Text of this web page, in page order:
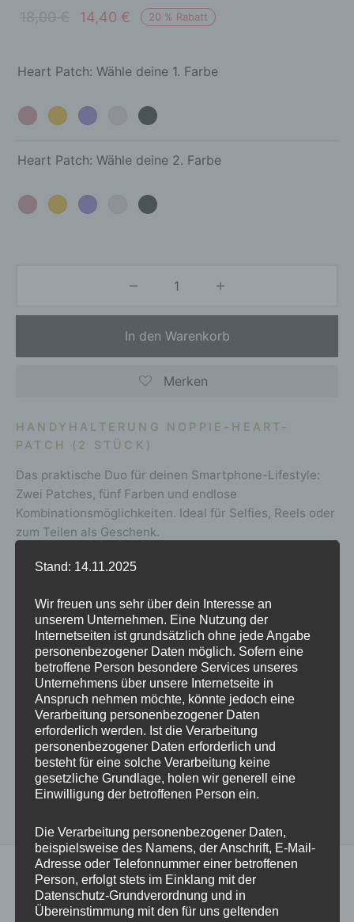
20 % Rabatt
Ursprünglicher
14,40 €
Aktueller
Heart Patch: Wähle deine 1. Farbe
Heart Patch: Wähle deine 2. Farbe
In den Warenkorb
Merken
HANDYHALTERUNG NOPPIE-HEART-
PATCH (2 STÜCK)
Das praktische Duo für deinen Smartphone-Lifestyle:
Zwei Patches, fünf Farben und endlose
Kombinationsmöglichkeiten. Ideal für Selfies, Reels oder
zum Teilen als Geschenk.
Noppie-Heart-Patch:
Lieferumfang:2 Patches Farbe nach Wahl
+++ funktioniert nur auf glatten Oberflächen +++
Lieferung in 2–5 Werktagen | Gratisversand in DE
weitere Produktdetails und Infos >>
Stand: 14.11.2025
Wir freuen uns sehr über dein Interesse an
unserem Unternehmen. Eine Nutzung der
Internetseiten ist grundsätzlich ohne jede Angabe
personenbezogener Daten möglich. Sofern eine
betroffene Person besondere Services unseres
Unternehmens über unsere Internetseite in
Anspruch nehmen möchte, könnte jedoch eine
Verarbeitung personenbezogener Daten
erforderlich werden. Ist die Verarbeitung
personenbezogener Daten erforderlich und
besteht für eine solche Verarbeitung keine
gesetzliche Grundlage, holen wir generell eine
Einwilligung der betroffenen Person ein.
Die Verarbeitung personenbezogener Daten,
beispielsweise des Namens, der Anschrift, E-Mail-
Adresse oder Telefonnummer einer betroffenen
Person, erfolgt stets im Einklang mit der
Datenschutz-Grundverordnung und in
Übereinstimmung mit den für uns geltenden